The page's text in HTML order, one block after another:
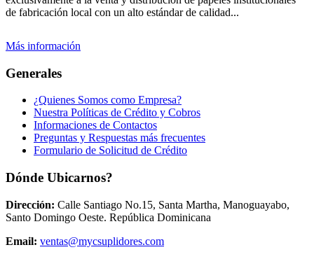
de fabricación local con un alto estándar de calidad...
Más información
Generales
¿Quienes Somos como Empresa?
Nuestra Políticas de Crédito y Cobros
Informaciones de Contactos
Preguntas y Respuestas más frecuentes
Formulario de Solicitud de Crédito
Dónde Ubicarnos?
Dirección: Calle Santiago No.15, Santa Martha, Manoguayabo,
Santo Domingo Oeste. República Dominicana
Email: ventas@mycsuplidores.com